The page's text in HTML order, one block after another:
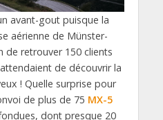
avant-gout puisque la
aérienne de Münster-
de retrouver 150 clients
de découvrir la
! Quelle surprise pour
de plus de 75 MX-5
dont presque 20